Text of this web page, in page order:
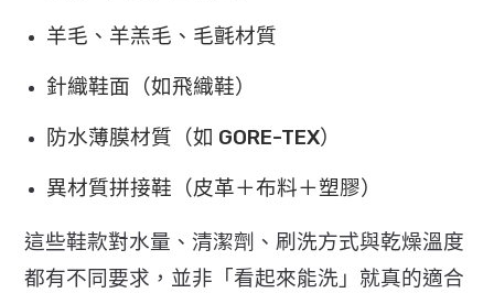
羊毛、羊羔毛、毛氈材質
針織鞋面（如飛織鞋）
防水薄膜材質（如 GORE-TEX）
異材質拼接鞋（皮革＋布料＋塑膠）
這些鞋款對水量、清潔劑、刷洗方式與乾燥溫度
都有不同要求， 並非「看起來能洗」就真的適合